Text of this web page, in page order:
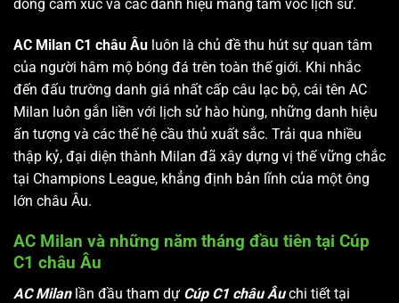
dòng cảm xúc và các danh hiệu mang tầm vóc lịch sử.
AC Milan C1 châu Âu luôn là chủ đề thu hút sự quan tâm
của người hâm mộ bóng đá trên toàn thế giới. Khi nhắc
đến đấu trường danh giá nhất cấp câu lạc bộ, cái tên AC
Milan luôn gắn liền với lịch sử hào hùng, những danh hiệu
ấn tượng và các thế hệ cầu thủ xuất sắc. Trải qua nhiều
thập kỷ, đại diện thành Milan đã xây dựng vị thế vững chắc
tại Champions League, khẳng định bản lĩnh của một ông
lớn châu Âu.
AC Milan và những năm tháng đầu tiên tại Cúp
C1 châu Âu
AC Milan lần đầu tham dự Cúp C1 châu Âuchi tiết tại